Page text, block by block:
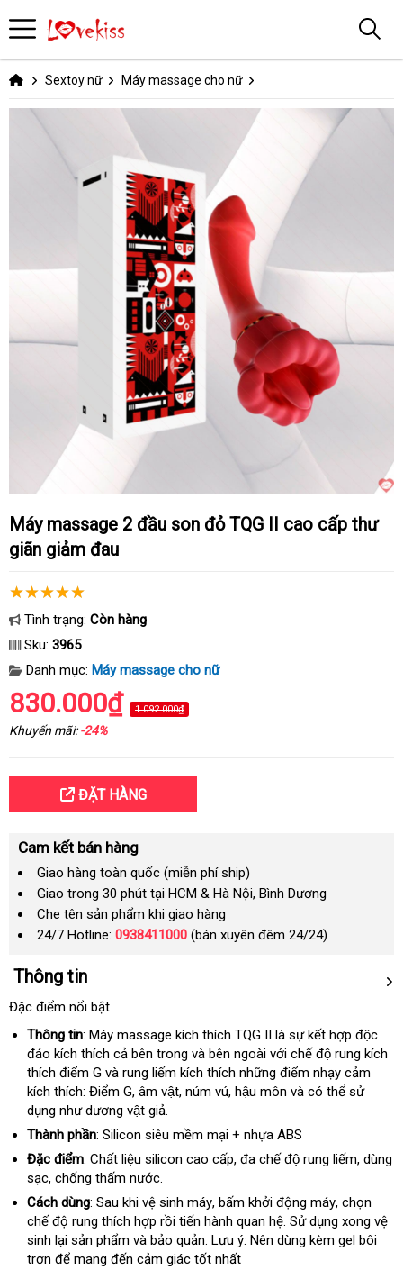
Sextoy nữ Máy massage cho nữ
Máy massage 2 đầu son đỏ TQG II cao cấp thư
giãn giảm đau
Tình trạng: Còn hàng
Sku: 3965
Danh mục: Máy massage cho nữ
830.000₫ 1.092.000₫
Khuyến mãi:-24%
ĐẶT HÀNG
Cam kết bán hàng
Giao hàng toàn quốc (miễn phí ship)
Giao trong 30 phút tại HCM & Hà Nội, Bình Dương
Che tên sản phẩm khi giao hàng
24/7 Hotline: 0938411000 (bán xuyên đêm 24/24)
Thông tin
Đặc điểm nổi bật
Thông tin: Máy massage kích thích TQG II là sự kết hợp độc
đáo kích thích cả bên trong và bên ngoài với chế độ rung kích
thích điểm G và rung liếm kích thích những điểm nhạy cảm
kích thích: Điểm Gquà
tặng
, âm vậtso
, núm vúbỏ
, hậu môn và có thể sử
dụng như dương vật giảđại
lý
.
Thành phần: Silicon siêu mềm mại + nhựa ABS
Đặc điểm: Chất liệu silicon cao cấpTrung
, đa chế độ rung liếmcó
mua
, dùng
sạcNhật
Bản
, chống thấm nước.
Cách dùng: Sau khi vệ sinh máysử
dụng
, bấm khởi động máybền
, chọn
chế độ rung thích hợp rồi tiến hành quan hệtư
vấn
. Sử dụng xong vệ
sinh lại sản phẩm Lazada
và bảo quảndễ
dàng
. Lưu ý: Nên dùng kèm gel bôi
trơn đấu
để mang đến cảm giác tốt nhất